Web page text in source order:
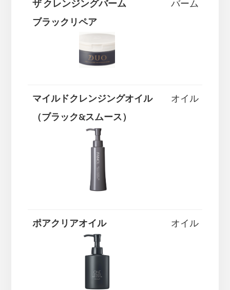
ザ クレンジングバーム
ブラックリペア
バーム
マイルドクレンジングオイル
（ブラック&スムース）
オイル
ポアクリアオイル オイル